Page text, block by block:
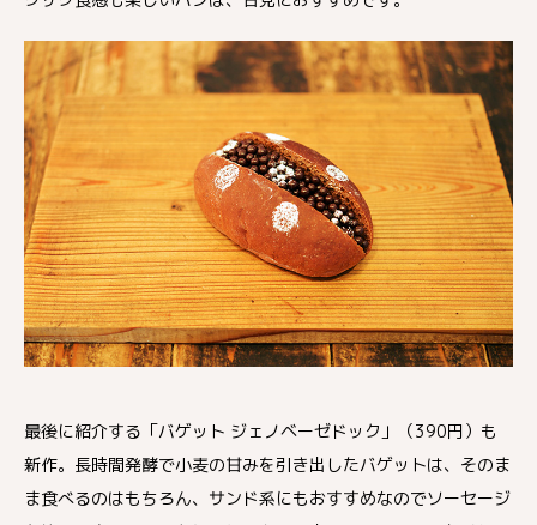
最後に紹介する「バゲット ジェノベーゼドック」（390円）も
新作。長時間発酵で小麦の甘みを引き出したバゲットは、そのま
ま食べるのはもちろん、サンド系にもおすすめなのでソーセージ